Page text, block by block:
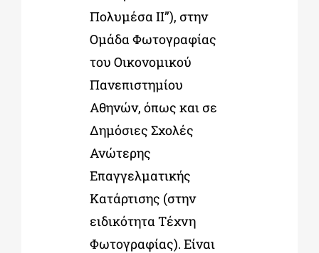
Πολυµέσα ΙΙ”), στην
Οµάδα Φωτογραφίας
του Οικονοµικού
Πανεπιστηµίου
Αθηνών, όπως και σε
Δηµόσιες Σχολές
Ανώτερης
Επαγγελµατικής
Κατάρτισης (στην
ειδικότητα Τέχνη
Φωτογραφίας). Είναι